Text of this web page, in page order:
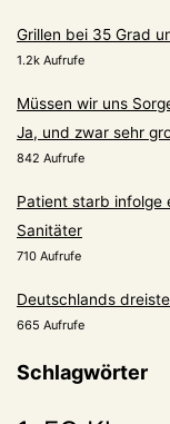
Grillen bei 35 Grad
1.2k Aufrufe
Müssen wir uns
Ja, und zwar sehr
842 Aufrufe
Patient starb infolge
Sanitäter
710 Aufrufe
Deutschlands
665 Aufrufe
Schlagwörter